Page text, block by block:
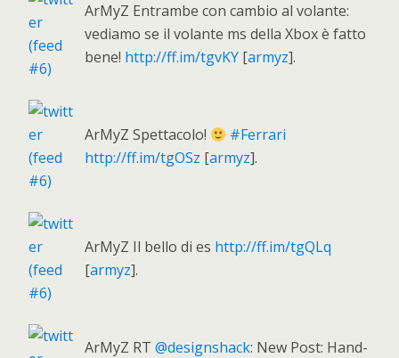
ArMyZ Entrambe con cambio al volante:
vediamo se il volante ms della Xbox è fatto
bene! http://ff.im/tgvKY [armyz].
ArMyZ Spettacolo!
#Ferrari
http://ff.im/tgOSz [armyz].
ArMyZ Il bello di es http://ff.im/tgQLq
[armyz].
ArMyZ RT @designshack: New Post: Hand-